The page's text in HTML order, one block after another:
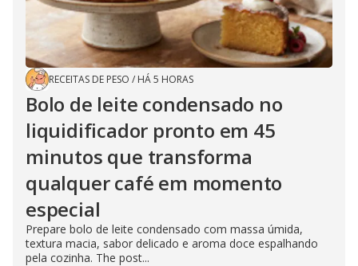
RECEITAS DE PESO / HÁ 5 HORAS
Bolo de leite condensado no
liquidificador pronto em 45
minutos que transforma
qualquer café em momento
especial
Prepare bolo de leite condensado com massa úmida,
textura macia, sabor delicado e aroma doce espalhando
pela cozinha. The post...